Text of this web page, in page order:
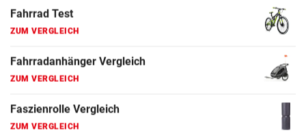
Fahrrad Test
Fahrradanhänger Vergleich
Faszienrolle Vergleich